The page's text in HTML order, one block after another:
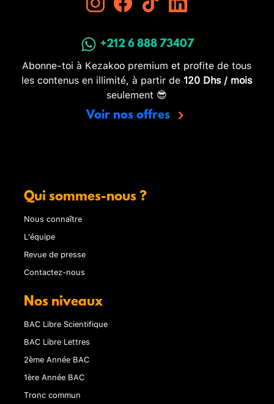
+212 6 888 73407
Abonne-toi à Kezakoo premium et profite de tous
les contenus en illimité, à partir de 120 Dhs / mois
seulement 😎
Voir nos offres
Qui sommes-nous ?
Nous connaître
L'équipe
Revue de presse
Contactez-nous
Nos niveaux
BAC Libre Scientifique
BAC Libre Lettres
2ème Année BAC
1ère Année BAC
Tronc commun